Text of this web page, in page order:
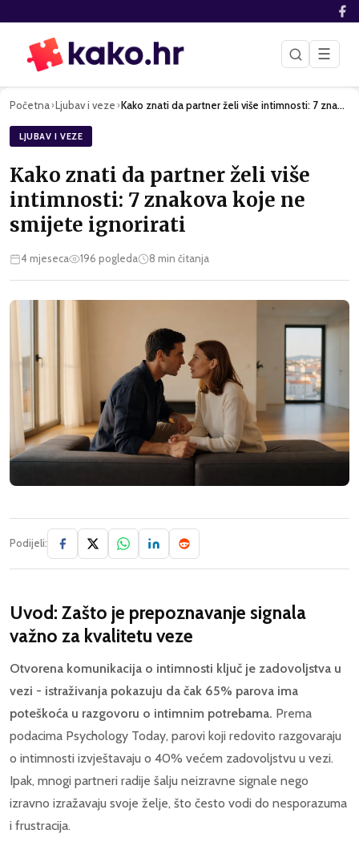
☰
Početna›Ljubav i veze › Kako znati da partner želi više intimnosti: 7 znakova koje n…
LJUBAV I VEZE
Kako znati da partner želi više
intimnosti: 7 znakova koje ne
smijete ignorirati
4 mjeseca 196 pogleda 8 min čitanja
Podijeli:
Uvod: Zašto je prepoznavanje signala
važno za kvalitetu veze
Otvorena komunikacija o intimnosti ključ je zadovoljstva u
vezi - istraživanja pokazuju da čak 65% parova ima
poteškoća u razgovoru o intimnim potrebama. Prema
podacima Psychology Today, parovi koji redovito razgovaraju
o intimnosti izvještavaju o 40% većem zadovoljstvu u vezi.
Ipak, mnogi partneri radije šalju neizravne signale nego
izravno izražavaju svoje želje, što često vodi do nesporazuma
i frustracija.